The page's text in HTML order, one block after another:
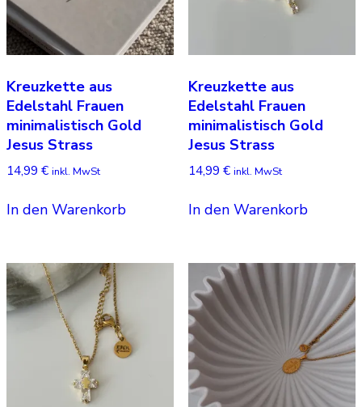
Kreuzkette aus
Edelstahl Frauen
minimalistisch Gold
Jesus Strass
14,99 € inkl. MwSt
In den Warenkorb
Kreuzkette aus
Edelstahl Frauen
minimalistisch Gold
Jesus Strass
14,99 € inkl. MwSt
In den Warenkorb